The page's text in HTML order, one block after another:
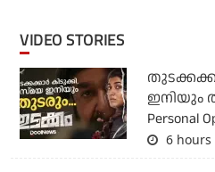
VIDEO STORIES
ഇനിയും
Personal
6 hours